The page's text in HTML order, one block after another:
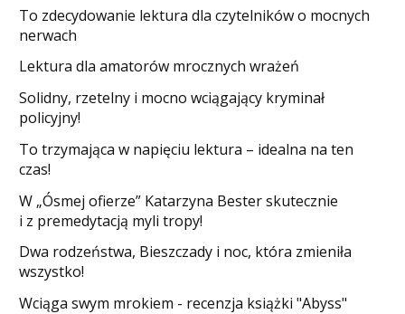
​To zdecydowanie lektura dla czytelników o mocnych
nerwach
Lektura dla amatorów mrocznych wrażeń
Solidny, rzetelny i mocno wciągający kryminał
policyjny!
​To trzymająca w napięciu lektura – idealna na ten
czas!
W „Ósmej ofierze” Katarzyna Bester skutecznie
i z premedytacją myli tropy!
Dwa rodzeństwa, Bieszczady i noc, która zmieniła
wszystko!
Wciąga swym mrokiem - recenzja książki "Abyss"